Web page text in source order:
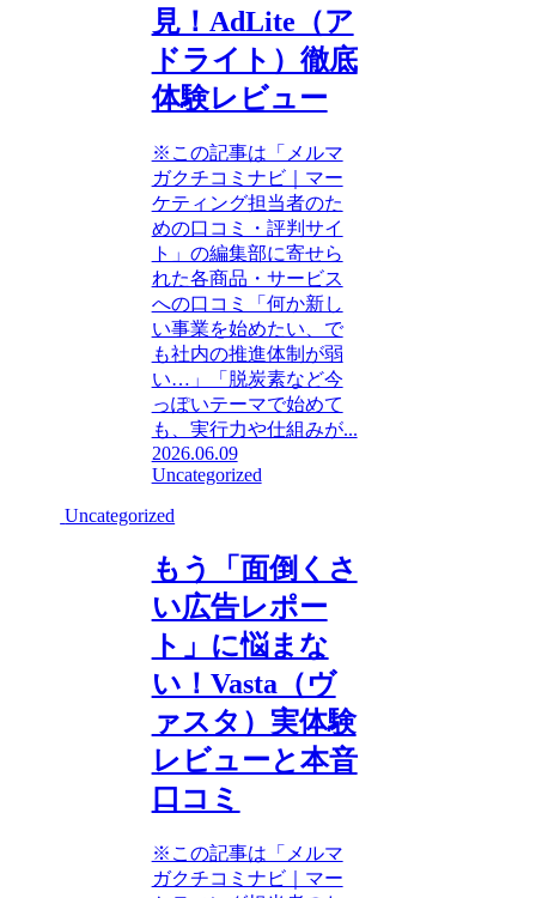
見！AdLite（ア
ドライト）徹底
体験レビュー
※この記事は「メルマ
ガクチコミナビ｜マー
ケティング担当者のた
めの口コミ・評判サイ
ト」の編集部に寄せら
れた各商品・サービス
への口コミ「何か新し
い事業を始めたい、で
も社内の推進体制が弱
い…」「脱炭素など今
っぽいテーマで始めて
も、実行力や仕組みが...
2026.06.09
Uncategorized
Uncategorized
もう「面倒くさ
い広告レポー
ト」に悩まな
い！Vasta（ヴ
ァスタ）実体験
レビューと本音
口コミ
※この記事は「メルマ
ガクチコミナビ｜マー